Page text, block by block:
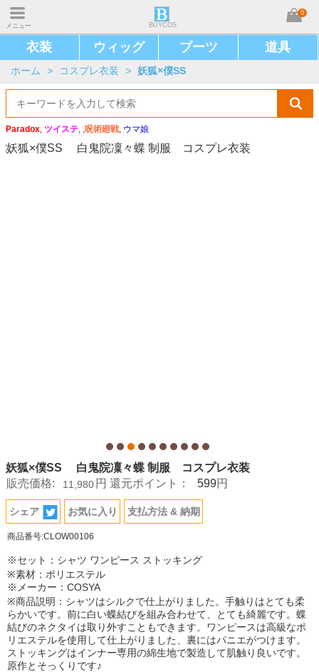
メニュー BUYCOS
0
衣装 ウィッグ ブーツ 道具
ホーム > コスプレ衣装 > 妖狐×僕SS
Paradox, ツイステ, ,呪術廻戦, ウマ娘
妖狐×僕SS 白鬼院凜々蝶 制服 コスプレ衣装
販売価格:
11,980 円 還元ポイント： 599円
シェア お気に入り 支払方法 & 納期
商品番号:CLOW00106
※セット：シャツ ワンピース ストッキング
※素材：ポリエステル
※メーカー：COSYA
※商品説明：シャツはシルクで仕上がりました。手触りはとても柔
らかいです。前に白い蝶結びを組み合わせて、とても綺麗です。蝶
結びのネクタイは取り外すこともできます。ワンピースは高級なポ
リエステルを使用して仕上がりました、裏にはパニエがつけます。
ストッキングはインナー専用の綿生地で製造して肌触り良いです。
原作とそっくりです♪